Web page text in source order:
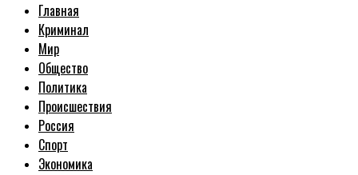
Главная
Криминал
Мир
Общество
Политика
Происшествия
Россия
Спорт
Экономика